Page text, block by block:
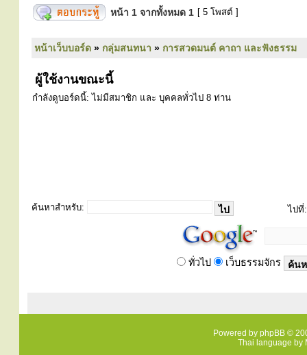
หน้า 1 จากทั้งหมด 1 [ 5 โพสต์ ]
หน้าเว็บบอร์ด » กลุ่มสนทนา » การสวดมนต์ คาถา และฟังธรรม
ผู้ใช้งานขณะนี้
กำลังดูบอร์ดนี้: ไม่มีสมาชิก และ บุคคลทั่วไป 8 ท่าน
ค้นหาสำหรับ: ไปที่:
ทั่วไป เว็บธรรมจักร
Powered by phpBB ©
Thai language by